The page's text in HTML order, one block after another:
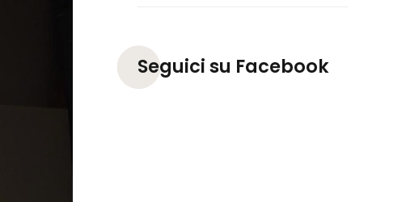
Seguici su Facebook